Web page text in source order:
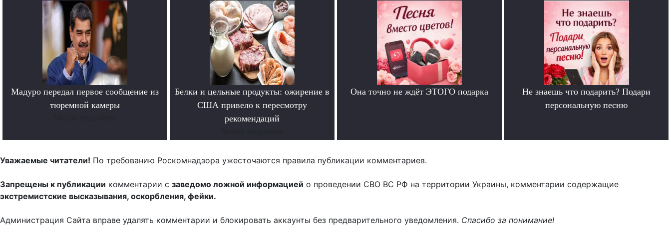
Мадуро передал первое сообщение из
тюремной камеры
Белки и цельные продукты: ожирение в
США привело к пересмотру
рекомендаций
Она точно не ждёт ЭТОГО подарка
Не знаешь что подарить? Подари
персональную песню
Уважаемые читатели! По требованию Роскомнадзора ужесточаются правила публикации комментариев.
Запрещены к публикации комментарии с заведомо ложной информацией о проведении СВО ВС РФ на территории Украины, комментарии содержащие
экстремистские высказывания, оскорбления, фейки.
Администрация Сайта вправе удалять комментарии и блокировать аккаунты без предварительного уведомления. Спасибо за понимание!